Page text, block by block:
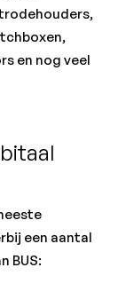
en nog veel
een aantal
BUS: